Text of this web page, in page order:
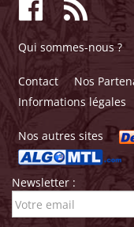
Qui sommes-nous ?
Contact Nos
Informations légales
Nos autres sites
Newsletter :